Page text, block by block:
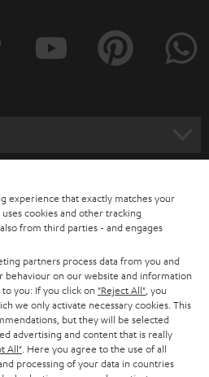
experience that exactly matches your
cookies and other tracking
from third parties - and engages
partners process data from you and
behaviour on our website and information
you: If you click on "Reject All" , you
we only activate necessary cookies. This
but they will be selected
advertising and content that is really
All" . Here you agree to the use of all
processing of your data in countries